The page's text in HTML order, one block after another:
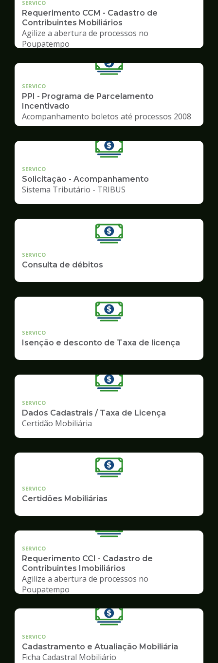
SERVICO
Requerimento CCM - Cadastro de
Contribuintes Mobiliários
Agilize a abertura de processos no
Poupatempo
SERVICO
PPI - Programa de Parcelamento
Incentivado
Acompanhamento boletos até processos 2008
SERVICO
Solicitação - Acompanhamento
Sistema Tributário - TRIBUS
SERVICO
Consulta de débitos
SERVICO
Isenção e desconto de Taxa de licença
SERVICO
Dados Cadastrais / Taxa de Licença
Certidão Mobiliária
SERVICO
Certidões Mobiliárias
SERVICO
Requerimento CCI - Cadastro de
Contribuintes Imobiliários
Agilize a abertura de processos no
Poupatempo
SERVICO
Cadastramento e Atualiação Mobiliária
Ficha Cadastral Mobiliário